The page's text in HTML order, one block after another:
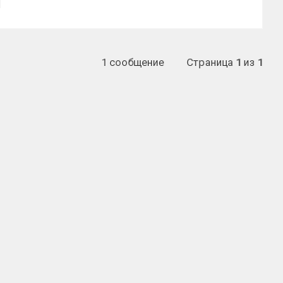
1 сообщение Страница 1 из 1